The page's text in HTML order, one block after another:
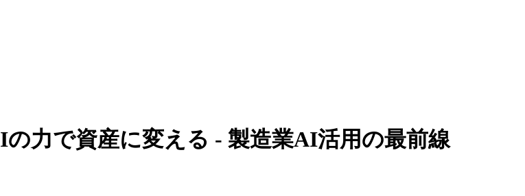
力で資産に変える - 製造業AI活用の最前線